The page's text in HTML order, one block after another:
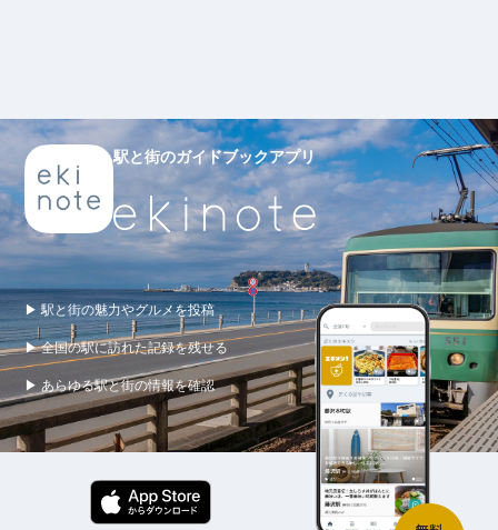
駅と街のガイドブックアプリ
▶ 駅と街の魅力やグルメを投稿
▶ 全国の駅に訪れた記録を残せる
▶ あらゆる駅と街の情報を確認